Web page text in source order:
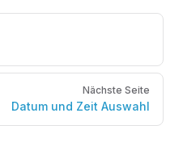
Nächste Seite
Datum und Zeit Auswahl